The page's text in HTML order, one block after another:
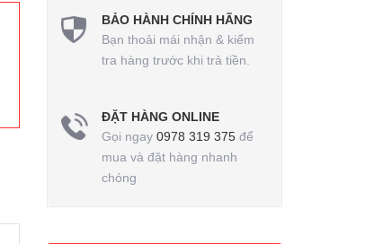
BẢO HÀNH CHÍNH HÃNG
Bạn thoải mái nhận & kiểm
tra hàng trước khi trả tiền.
ĐẶT HÀNG ONLINE
Gọi ngay 0978 319 375để
mua và đặt hàng nhanh
chóng